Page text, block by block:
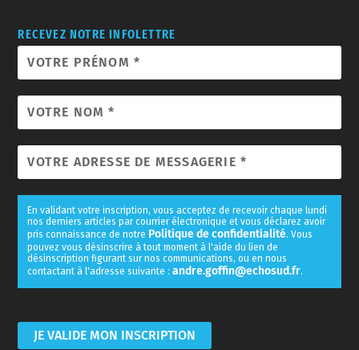
RECEVEZ NOTRE INFOLETTRE
En validant votre inscription, vous acceptez de recevoir chaque lundi
nos derniers articles par courrier électronique et vous déclarez avoir
pris connaissance de notre Politique de confidentialité. Vous
pouvez vous désinscrire à tout moment à l'aide du lien de
désinscription figurant sur nos communications, ou en nous
contactant à l'adresse suivante :andre.goffin@echosud.fr.